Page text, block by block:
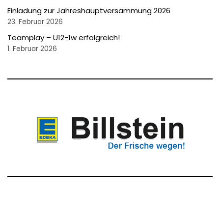
Einladung zur Jahreshauptversammung 2026
23. Februar 2026
Teamplay – U12-1w erfolgreich!
1. Februar 2026